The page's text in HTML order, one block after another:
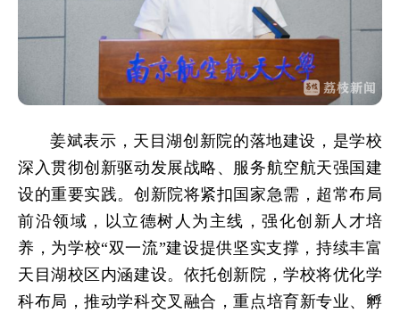
姜斌表示，天目湖创新院的落地建设，是学校
深入贯彻创新驱动发展战略、服务航空航天强国建
设的重要实践。创新院将紧扣国家急需，超常布局
前沿领域，以立德树人为主线，强化创新人才培
养，为学校“双一流”建设提供坚实支撑，持续丰富
天目湖校区内涵建设。依托创新院，学校将优化学
科布局，推动学科交叉融合，重点培育新专业、孵